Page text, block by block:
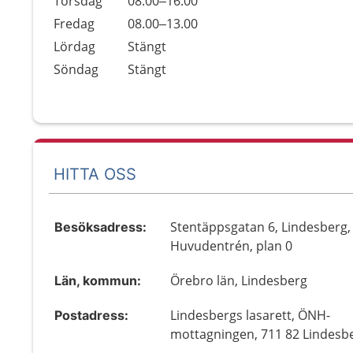
Fredag
08.00–13.00
Lördag
Stängt
Söndag
Stängt
HITTA OSS
Besöksadress:
Stentäppsgatan 6, Lindesberg,
Huvudentrén, plan 0
Län, kommun: Örebro län, Lindesberg
Postadress:
Lindesbergs lasarett, ÖNH-
mottagningen, 711 82